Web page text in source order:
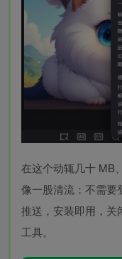
在这个动辄几十 MB
像一股清流：不需要
推送，安装即用，关
工具。